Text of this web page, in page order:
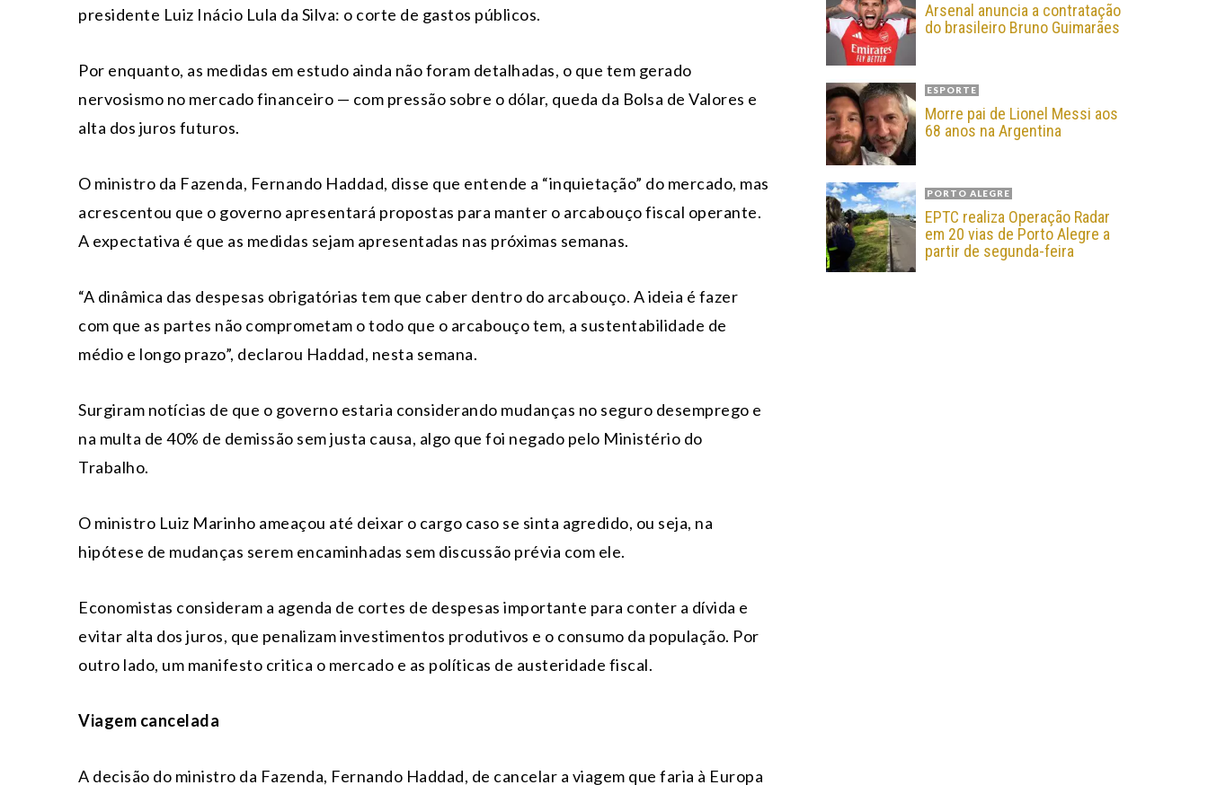
presidente Luiz Inácio Lula da Silva: o corte de gastos públicos.
Por enquanto, as medidas em estudo ainda não foram detalhadas, o que tem gerado
nervosismo no mercado financeiro — com pressão sobre o dólar, queda da Bolsa de Valores e
alta dos juros futuros.
O ministro da Fazenda, Fernando Haddad, disse que entende a “inquietação” do mercado, mas
acrescentou que o governo apresentará propostas para manter o arcabouço fiscal operante.
A expectativa é que as medidas sejam apresentadas nas próximas semanas.
“A dinâmica das despesas obrigatórias tem que caber dentro do arcabouço. A ideia é fazer
com que as partes não comprometam o todo que o arcabouço tem, a sustentabilidade de
médio e longo prazo”, declarou Haddad, nesta semana.
Surgiram notícias de que o governo estaria considerando mudanças no seguro desemprego e
na multa de 40% de demissão sem justa causa, algo que foi negado pelo Ministério do
Trabalho.
O ministro Luiz Marinho ameaçou até deixar o cargo caso se sinta agredido, ou seja, na
hipótese de mudanças serem encaminhadas sem discussão prévia com ele.
Economistas consideram a agenda de cortes de despesas importante para conter a dívida e
evitar alta dos juros, que penalizam investimentos produtivos e o consumo da população. Por
outro lado, um manifesto critica o mercado e as políticas de austeridade fiscal.
Viagem cancelada
A decisão do ministro da Fazenda, Fernando Haddad, de cancelar a viagem que faria à Europa
Arsenal anuncia a contratação
do brasileiro Bruno Guimarães
ESPORTE
Morre pai de Lionel Messi aos
68 anos na Argentina
PORTO ALEGRE
EPTC realiza Operação Radar
em 20 vias de Porto Alegre a
partir de segunda-feira